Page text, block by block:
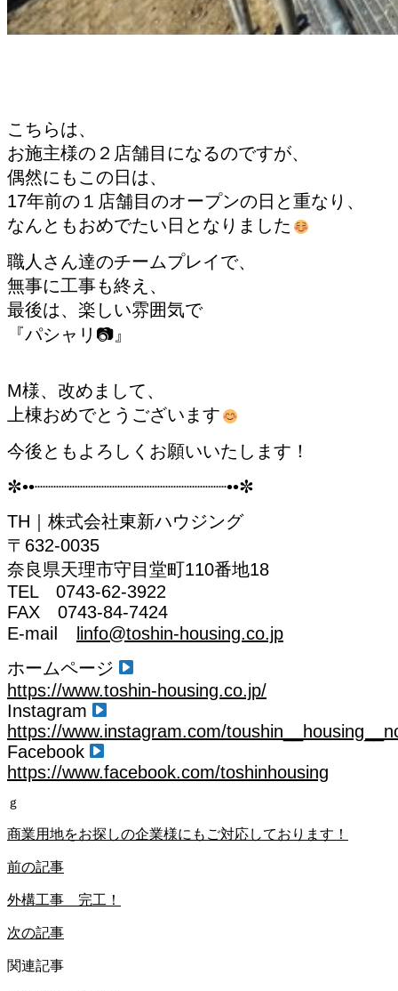
こちらは、
お施主様の２店舗目になるのですが、
偶然にもこの日は、
17年前の１店舗目のオープンの日と重なり、
なんともおめでたい日となりました
職人さん達のチームプレイで、
無事に工事も終え、
最後は、楽しい雰囲気で
『パシャリ📷』
M様、改めまして、
上棟おめでとうございます
今後ともよろしくお願いいたします！
✼••┈┈┈┈┈┈┈┈┈┈┈┈┈┈┈┈┈┈••✼
TH｜株式会社東新ハウジング
〒632-0035
奈良県天理市守目堂町110番地18
TEL 0743-62-3922
FAX 0743-84-7424
E-maiⅼ
linfo@toshin-housing.co.jp
ホームページ
https://www.toshin-housing.co.jp/
Instagram
https://www.instagram.com/
Facebook
https://www.facebook.com/toshinhousing
ｇ
商業用地をお探しの企業様にもご対応しております！
前の記事
外構工事 完工！
次の記事
関連記事